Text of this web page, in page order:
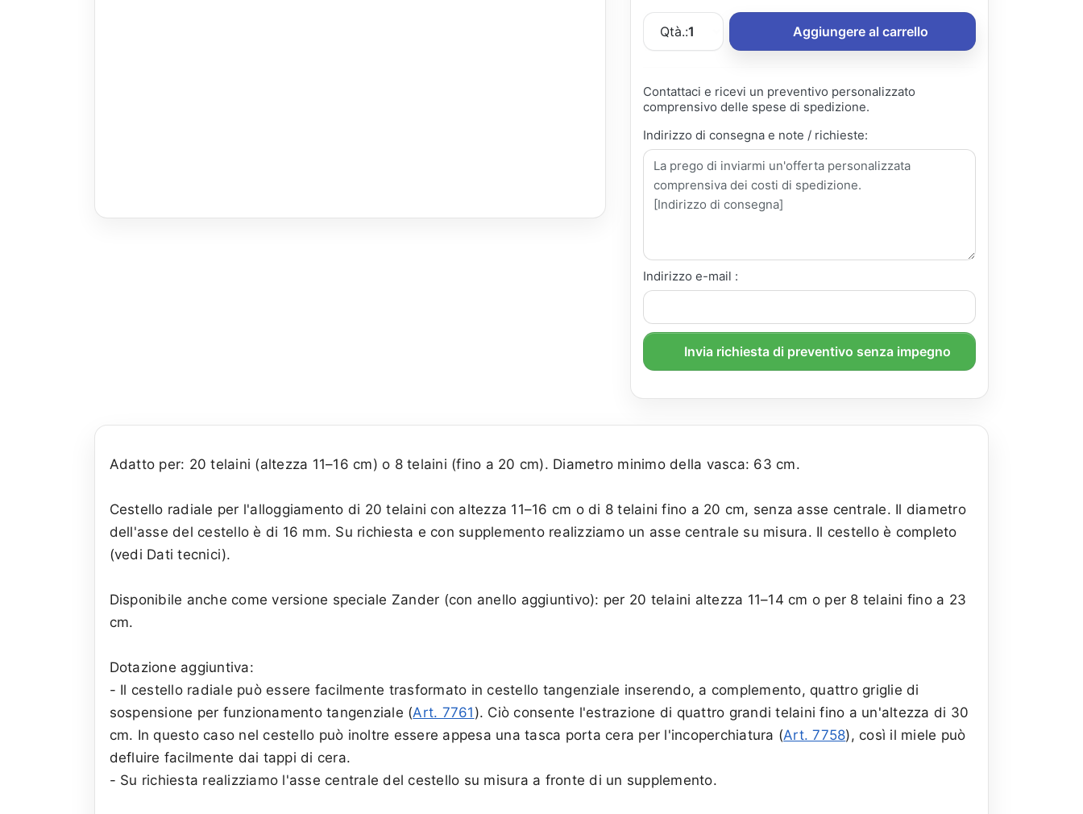
Qtà.:1 Aggiungere al carrello
Contattaci e ricevi un preventivo personalizzato
comprensivo delle spese di spedizione.
Indirizzo di consegna e note / richieste:
Indirizzo e-mail :
Invia richiesta di preventivo senza impegno
Adatto per: 20 telaini (altezza 11–16 cm) o 8 telaini (fino a 20 cm). Diametro minimo della vasca: 63 cm.
Cestello radiale per l'alloggiamento di 20 telaini con altezza 11–16 cm o di 8 telaini fino a 20 cm, senza asse centrale. Il diametro
dell'asse del cestello è di 16 mm. Su richiesta e con supplemento realizziamo un asse centrale su misura. Il cestello è completo
(vedi Dati tecnici).
Disponibile anche come versione speciale Zander (con anello aggiuntivo): per 20 telaini altezza 11–14 cm o per 8 telaini fino a 23
cm.
Dotazione aggiuntiva:
- Il cestello radiale può essere facilmente trasformato in cestello tangenziale inserendo, a complemento, quattro griglie di
sospensione per funzionamento tangenziale (Art. 7761 ). Ciò consente l'estrazione di quattro grandi telaini fino a un'altezza di 30
cm. In questo caso nel cestello può inoltre essere appesa una tasca porta cera per l'incoperchiatura (Art. 7758), così il miele può
defluire facilmente dai tappi di cera.
- Su richiesta realizziamo l'asse centrale del cestello su misura a fronte di un supplemento.